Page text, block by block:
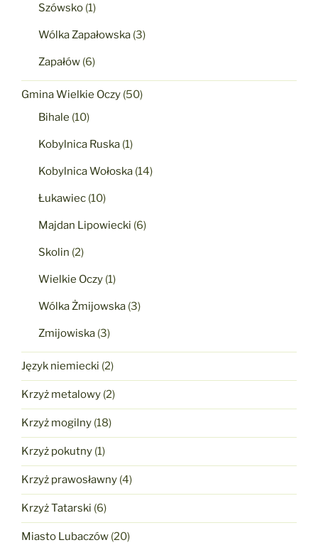
Szówsko (1)
Wólka Zapałowska (3)
Zapałów (6)
Gmina Wielkie Oczy (50)
Bihale (10)
Kobylnica Ruska (1)
Kobylnica Wołoska (14)
Łukawiec (10)
Majdan Lipowiecki (6)
Skolin (2)
Wielkie Oczy (1)
Wólka Żmijowska (3)
Zmijowiska (3)
Język niemiecki (2)
Krzyż metalowy (2)
Krzyż mogilny (18)
Krzyż pokutny (1)
Krzyż prawosławny (4)
Krzyż Tatarski (6)
Miasto Lubaczów (20)